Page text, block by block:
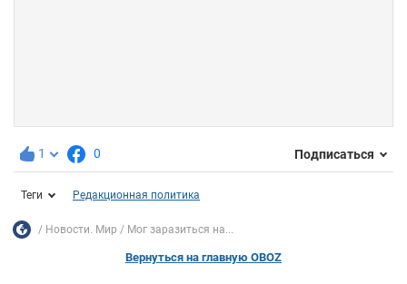
1 0 Подписаться
Теги Редакционная политика
Новости. Мир Мог заразиться на...
Вернуться на главную OBOZ